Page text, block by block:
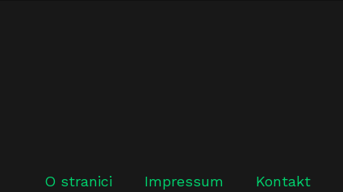
O stranici Impressum Kontakt